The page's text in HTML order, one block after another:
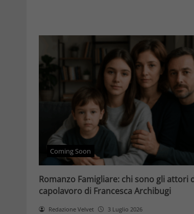
Coming Soon
Romanzo Famigliare: chi sono gli attori
capolavoro di Francesca Archibugi
Redazione Velvet 3 Luglio 2026